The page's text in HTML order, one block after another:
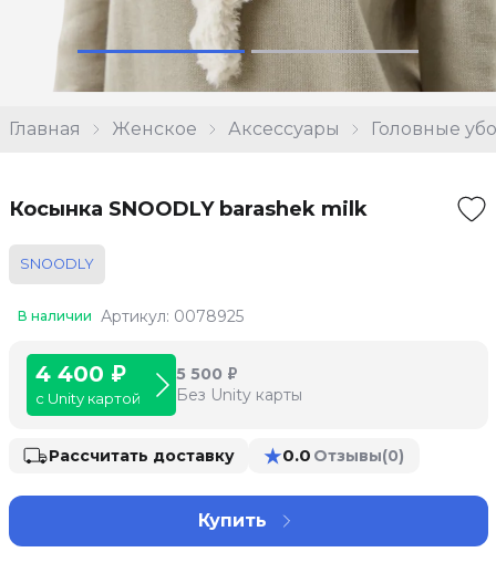
Главная Женское Аксессуары Головные
Косынка SNOODLY barashek milk
SNOODLY
В наличии Артикул: 0078925
4 400 ₽
с Unity картой
5 500 ₽
Без Unity карты
Рассчитать доставку ★0.0 Отзывы(0)
Купить